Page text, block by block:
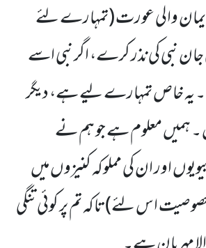
والی عورت (تمہارے لئے
جان نبی کی نذر کرے، اگر نبی اسے
یہ خاص تمہارے لیے ہے، دیگر
۔ ہمیں معلوم ہے جو ہم نے
اور ان کی مملوکہ کنیزوں میں
اس لئے) تاکہ تم پر کوئی تنگی